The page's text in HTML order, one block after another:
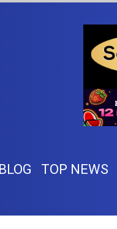
BLOG TOP NEWS